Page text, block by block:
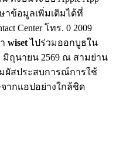
ษาข้อมูลเพิ่มเติมได้ที่
Center โทร. 0 2009
wisetไปร่วมออกบูธใน
มิถุนายน 2569 ณ สามย่าน
ผัสประสบการณ์การใช้
ากแอปอย่างใกล้ชิด